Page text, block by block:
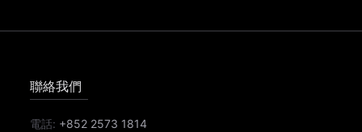
聯絡我們
電話: +852 2573 1814